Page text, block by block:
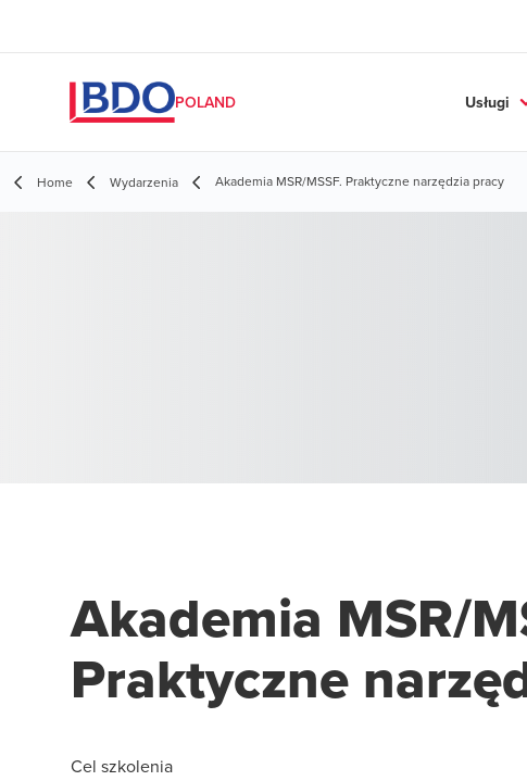
POLAND Usługi
Home Wydarzenia Akademia MSR/MSSF. Praktyczne narzędzia pracy
Akademia MSR/
Praktyczne
Cel szkolenia